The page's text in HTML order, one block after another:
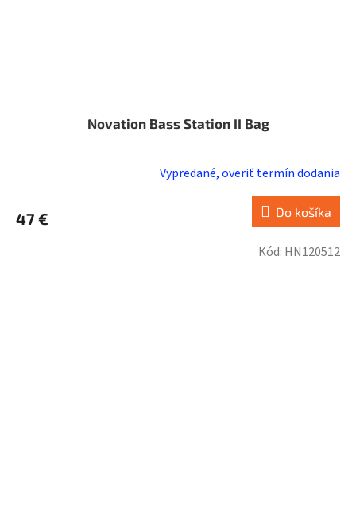
Novation Bass Station II Bag
Vypredané, overiť termín dodania
47 € Do košíka
Kód: HN120512